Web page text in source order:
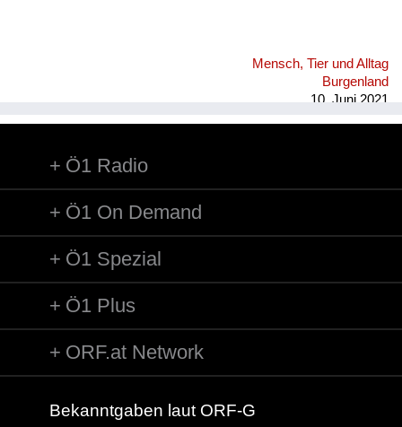
Mensch, Tier und Alltag
Burgenland
10. Juni 2021
Ö1 Radio
Ö1 On Demand
Ö1 Spezial
Ö1 Plus
ORF.at Network
Bekanntgaben laut ORF-G